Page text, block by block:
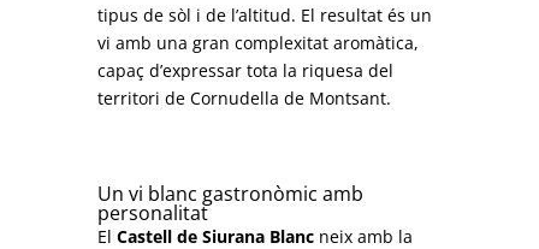
tipus de sòl i de l’altitud. El resultat és un
vi amb una gran complexitat aromàtica,
capaç d’expressar tota la riquesa del
territori de Cornudella de Montsant.
Un vi blanc gastronòmic amb
personalitat
El Castell de Siurana Blancneix amb la